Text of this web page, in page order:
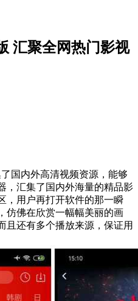
汇聚全网热门影视
国内外高清视频资源，能够
，汇集了国内外海量的精品影
，用户再打开软件的那一瞬
仿佛在欣赏一幅幅美丽的画
且还有多个播放来源，保证用